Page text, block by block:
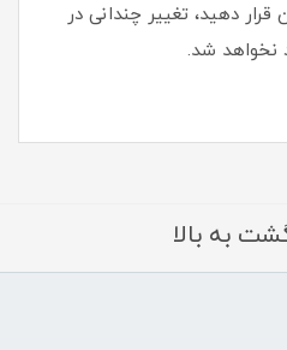
دهید، تغییر چندانی در
نخواهد شد‏.‏
به بالا